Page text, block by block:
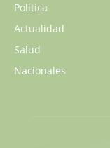
Política
Actualidad
Salud
Nacionales